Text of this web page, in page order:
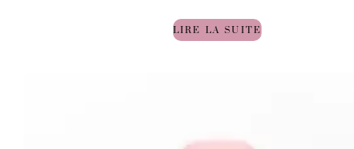
LIRE LA SUITE